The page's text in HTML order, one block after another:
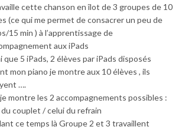
cette chanson en îlot de 3 groupes de 10
(ce qui me permet de consacrer un peu de
15 min ) à l’apprentissage de
aux iPads
que 5 iPads, 2 élèves par iPads disposés
mon piano je montre aux 10 élèves , ils
….
montre les 2 accompagnements possibles :
couplet / celui du refrain
ce temps là Groupe 2 et 3 travaillent